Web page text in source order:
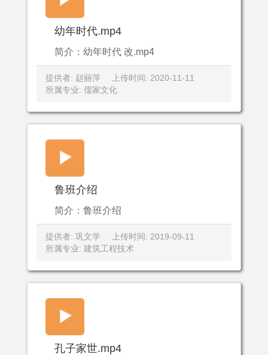
幼年时代.mp4
简介：幼年时代 改.mp4
提供者: 赵丽萍
上传时间: 2020-11-11
所属专业: 儒家文化
鲁班介绍
简介：鲁班介绍
提供者: 巩文学
上传时间: 2019-09-11
所属专业: 建筑工程技术
孔子家世.mp4